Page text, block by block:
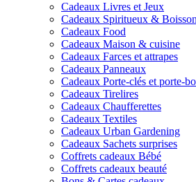
Cadeaux Livres et Jeux
Cadeaux Spiritueux &
Cadeaux Food
Cadeaux Maison & cuisine
Cadeaux Farces et attrapes
Cadeaux Panneaux
Cadeaux Porte-clés et porte-
Cadeaux Tirelires
Cadeaux Chaufferettes
Cadeaux Textiles
Cadeaux Urban Gardening
Cadeaux Sachets surprises
Coffrets cadeaux Bébé
Coffrets cadeaux beauté